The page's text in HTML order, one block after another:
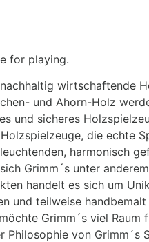
for playing.
wirtschaftende
und Ahorn-Holz
und sicheres
die echte
harmonisch
Grimm´s unter
handelt es sich um
und teilweise
Grimm´s viel Raum
von Grimm´s